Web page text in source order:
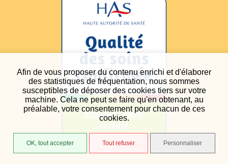
Afin de vous proposer du contenu enrichi et d'élaborer
des statistiques de fréquentation, nous sommes
susceptibles de déposer des cookies tiers sur votre
machine. Cela ne peut se faire qu'en obtenant, au
préalable, votre consentement pour chacun de ces
cookies.
OK, tout accepter Tout refuser Personnaliser